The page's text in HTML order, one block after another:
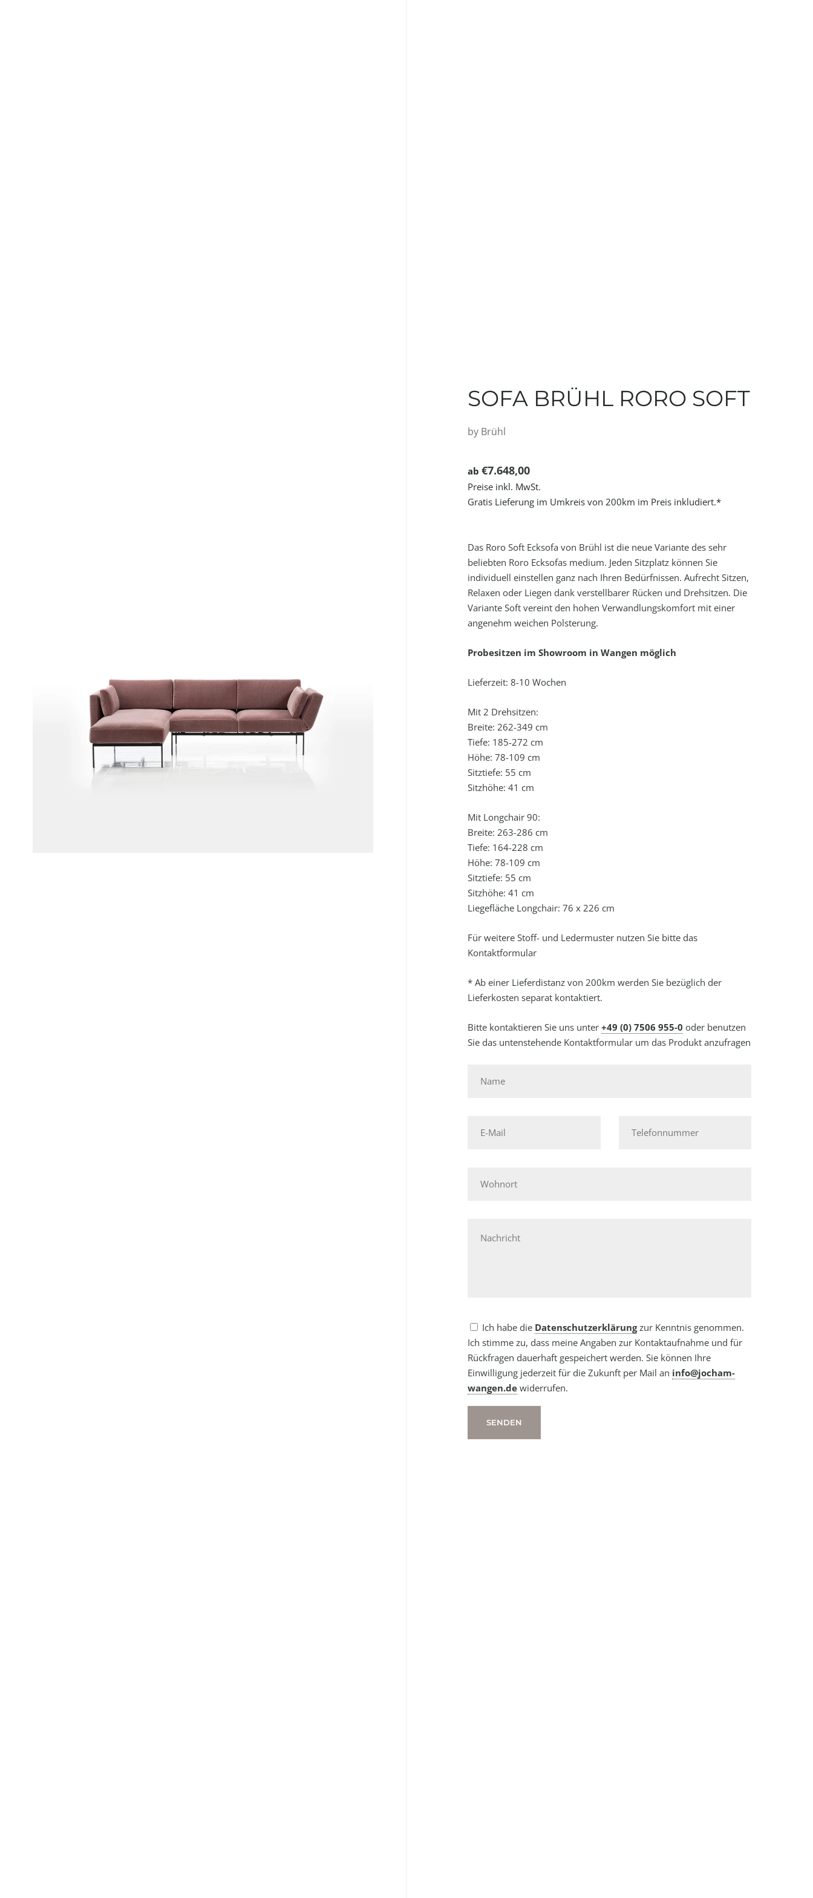
SOFA BRÜHL RORO SOFT
by Brühl
ab €7.648,00
Preise inkl. MwSt.
Gratis Lieferung im Umkreis von 200km im Preis inkludiert.*
Das Roro Soft Ecksofa von Brühl ist die neue Variante des sehr
beliebten Roro Ecksofas medium. Jeden Sitzplatz können Sie
individuell einstellen ganz nach Ihren Bedürfnissen. Aufrecht Sitzen,
Relaxen oder Liegen dank verstellbarer Rücken und Drehsitzen. Die
Variante Soft vereint den hohen Verwandlungskomfort mit einer
angenehm weichen Polsterung.
Probesitzen im Showroom in Wangen möglich
Lieferzeit: 8-10 Wochen
Mit 2 Drehsitzen:
Breite: 262-349 cm
Tiefe: 185-272 cm
Höhe: 78-109 cm
Sitztiefe: 55 cm
Sitzhöhe: 41 cm
Mit Longchair 90:
Breite: 263-286 cm
Tiefe: 164-228 cm
Höhe: 78-109 cm
Sitztiefe: 55 cm
Sitzhöhe: 41 cm
Liegefläche Longchair: 76 x 226 cm
Für weitere Stoff- und Ledermuster nutzen Sie bitte das
Kontaktformular
* Ab einer Lieferdistanz von 200km werden Sie bezüglich der
Lieferkosten separat kontaktiert.
Bitte kontaktieren Sie uns unter +49 (0) 7506 955-0 oder benutzen
Sie das untenstehende Kontaktformular um das Produkt anzufragen
Mail
Ich habe die Datenschutzerklärungzur Kenntnis genommen.
Ich stimme zu, dass meine Angaben zur Kontaktaufnahme und für
Rückfragen dauerhaft gespeichert werden. Sie können Ihre
Einwilligung jederzeit für die Zukunft per Mail an info@jocham-
wangen.dewiderrufen.